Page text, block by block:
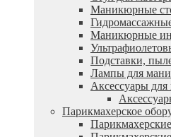
Маникюрные
Маникюрные
Подставки,
Лампы для
Аксессуары
Парикмахерское